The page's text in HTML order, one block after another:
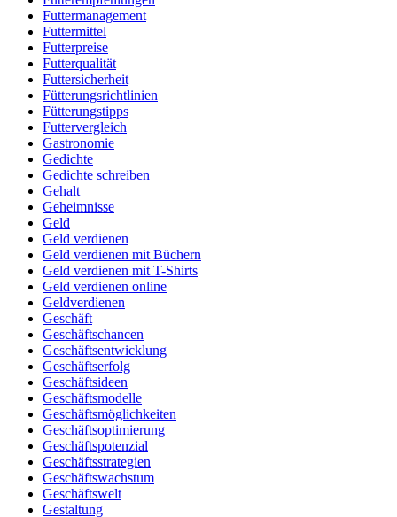
Futtermanagement
Futtermittel
Futterpreise
Futterqualität
Futtersicherheit
Fütterungsrichtlinien
Fütterungstipps
Futtervergleich
Gastronomie
Gedichte
Gedichte schreiben
Gehalt
Geheimnisse
Geld
Geld verdienen
Geld verdienen mit Büchern
Geld verdienen mit T-Shirts
Geld verdienen online
Geldverdienen
Geschäft
Geschäftschancen
Geschäftsentwicklung
Geschäftserfolg
Geschäftsideen
Geschäftsmodelle
Geschäftsmöglichkeiten
Geschäftsoptimierung
Geschäftspotenzial
Geschäftsstrategien
Geschäftswachstum
Geschäftswelt
Gestaltung